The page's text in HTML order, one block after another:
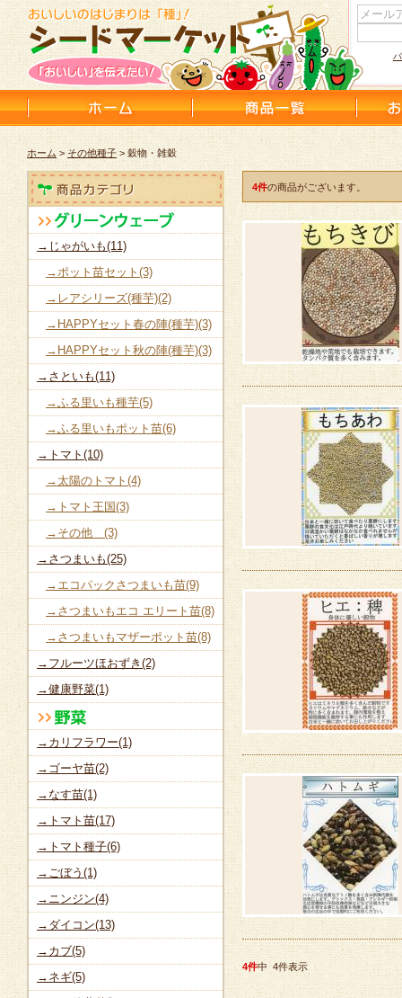
ホーム > その他種子 > 穀物・雑穀
4件の商品がございます。
4件中 4件表示
→じゃがいも(11)
→ポット苗セット(3)
→レアシリーズ(種芋)(2)
→HAPPYセット春の陣(種芋)(3)
→HAPPYセット秋の陣(種芋)(3)
→さといも(11)
→ふる里いも種芋(5)
→ふる里いもポット苗(6)
→トマト(10)
→太陽のトマト(4)
→トマト王国(3)
→その他 (3)
→さつまいも(25)
→エコパックさつまいも苗(9)
→さつまいもエコ エリート苗(8)
→さつまいもマザーポット苗(8)
→フルーツほおずき(2)
→健康野菜(1)
→カリフラワー(1)
→ゴーヤ苗(2)
→なす苗(1)
→トマト苗(17)
→トマト種子(6)
→ごぼう(1)
→ニンジン(4)
→ダイコン(13)
→カブ(5)
→ネギ(5)